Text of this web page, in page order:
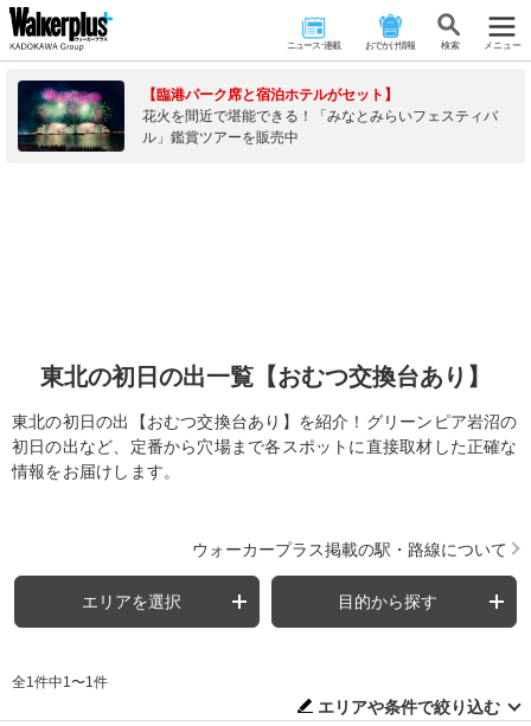
ニュース･連載 おでかけ情報 検 索 メニュー
【臨港パーク席と宿泊ホテルがセット】
花火を間近で堪能できる！「みなとみらいフェスティバ
ル」鑑賞ツアーを販売中
東北の初日の出一覧【おむつ交換台あり】
東北の初日の出【おむつ交換台あり】を紹介！グリーンピア岩沼の
初日の出など、定番から穴場まで各スポットに直接取材した正確な
情報をお届けします。
ウォーカープラス掲載の駅・路線について
エリアを選択 目的から探す
全1件中1〜1件
エリアや条件で絞り込む